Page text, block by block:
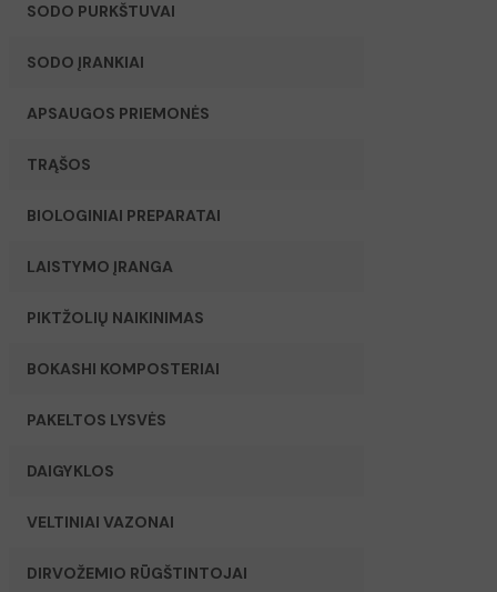
SODO PURKŠTUVAI
SODO ĮRANKIAI
APSAUGOS PRIEMONĖS
TRĄŠOS
BIOLOGINIAI PREPARATAI
LAISTYMO ĮRANGA
PIKTŽOLIŲ NAIKINIMAS
BOKASHI KOMPOSTERIAI
PAKELTOS LYSVĖS
DAIGYKLOS
VELTINIAI VAZONAI
DIRVOŽEMIO RŪGŠTINTOJAI